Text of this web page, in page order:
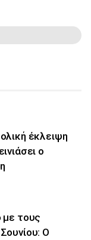
έκλειψη
ο
με τους
Ο